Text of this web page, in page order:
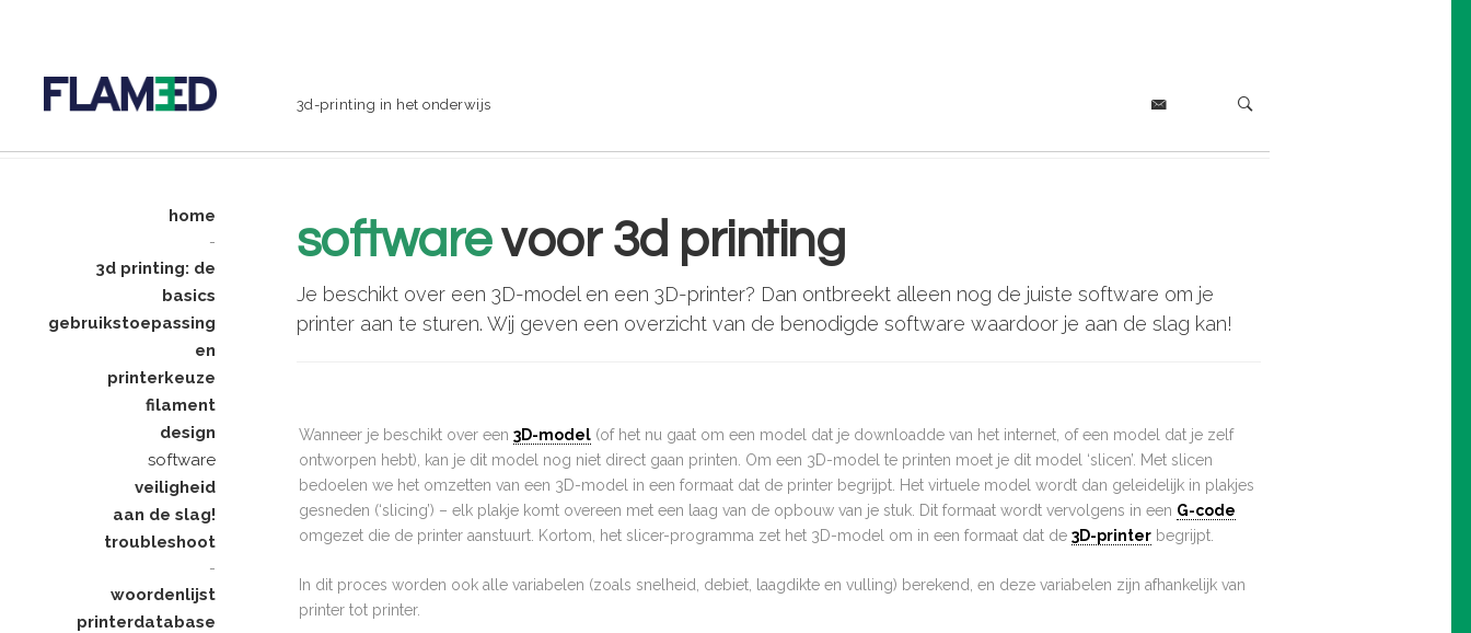
3d-printing in het onderwijs
home
-
3d printing: de
basics
gebruikstoepassing
en
printerkeuze
filament
design
software
veiligheid
aan de slag!
troubleshoot
-
woordenlijst
printerdatabase
softwarevoor 3d printing
Je beschikt over een 3D-model en een 3D-printer? Dan ontbreekt alleen nog de juiste software om je
printer aan te sturen. Wij geven een overzicht van de benodigde software waardoor je aan de slag kan!
Wanneer je beschikt over een 3D-model(of het nu gaat om een model dat je downloadde van het internet, of een model dat je zelf
ontworpen hebt), kan je dit model nog niet direct gaan printen. Om een 3D-model te printen moet je dit model ‘slicen’. Met slicen
bedoelen we het omzetten van een 3D-model in een formaat dat de printer begrijpt. Het virtuele model wordt dan geleidelijk in plakjes
gesneden (‘slicing’) – elk plakje komt overeen met een laag van de opbouw van je stuk. Dit formaat wordt vervolgens in een G-code
omgezet die de printer aanstuurt. Kortom, het slicer-programma zet het 3D-model om in een formaat dat de 3D-printerbegrijpt.
In dit proces worden ook alle variabelen (zoals snelheid, debiet, laagdikte en vulling) berekend, en deze variabelen zijn afhankelijk van
printer tot printer.